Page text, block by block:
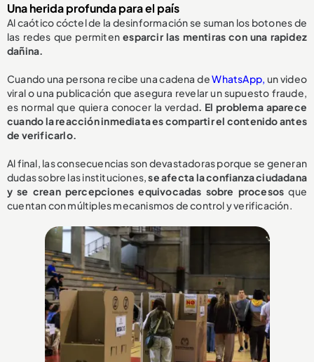
Una herida profunda para el país
Al caótico cóctel de la desinformación se suman los botones de
las redes que permitenesparcir las mentiras con una rapidez
dañina.
Cuando una persona recibe una cadena deWhatsApp, un video
viral o una publicación que asegura revelar un supuesto fraude,
es normal que quiera conocer la verdad. El problema aparece
cuando la reacción inmediata es compartir el contenido antes
de verificarlo.
Al final, las consecuencias son devastadoras porque se generan
dudas sobre las instituciones,se afecta la confianza ciudadana
y se crean percepciones equivocadas sobre procesos que
cuentan con múltiples mecanismos de control y verificación.